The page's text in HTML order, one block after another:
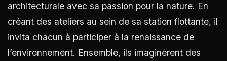
architecturale avec sa passion pour la nature. En
créant des ateliers au sein de sa station flottante, il
invita chacun à participer à la renaissance de
l’environnement. Ensemble, ils imaginèrent des